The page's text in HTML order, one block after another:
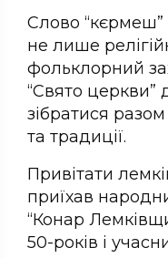
Слово “кєрмеш”
не лише
фольклорний
“Свято церкви”
зібратися
та традиції.
Привітати
приїхав
“Конар
50-років і